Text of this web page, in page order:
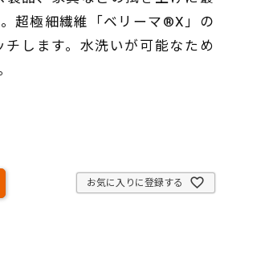
超極細繊維「ベリーマ®X」の
します。水洗いが可能なため
お気に入りに登録する